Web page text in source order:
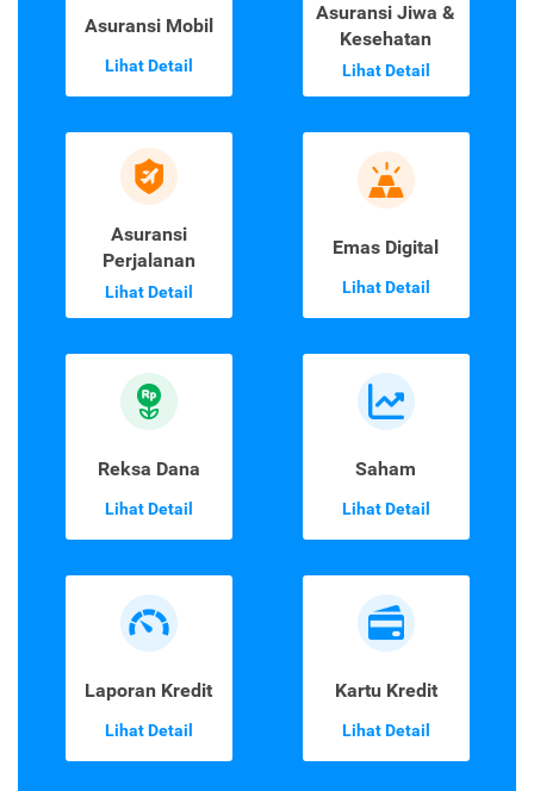
Asuransi Mobil
Lihat Detail
Asuransi Jiwa &
Kesehatan
Lihat Detail
Asuransi
Perjalanan
Lihat Detail
Emas Digital
Lihat Detail
Reksa Dana
Lihat Detail
Saham
Lihat Detail
Laporan Kredit
Lihat Detail
Kartu Kredit
Lihat Detail